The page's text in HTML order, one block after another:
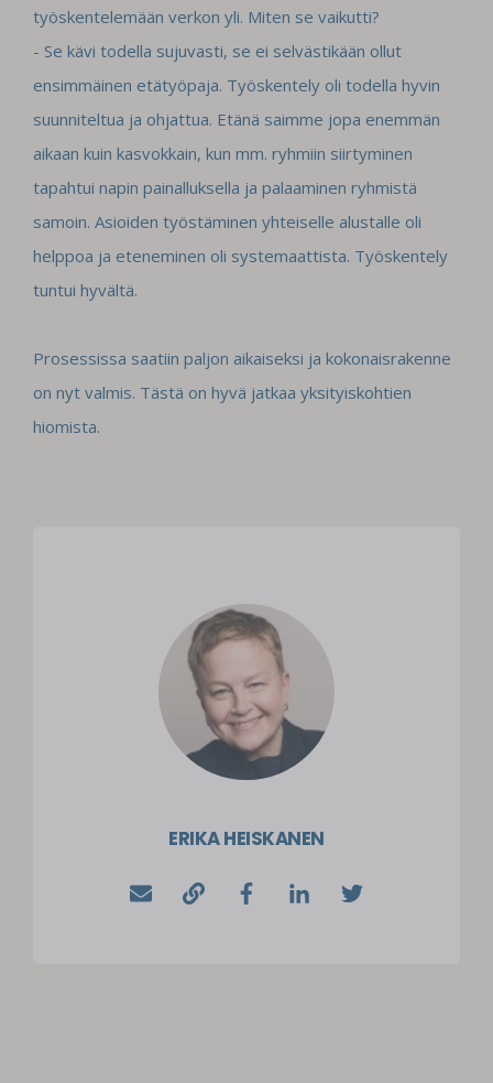
työskentelemään verkon yli. Miten se vaikutti?
- Se kävi todella sujuvasti, se ei selvästikään ollut
ensimmäinen etätyöpaja. Työskentely oli todella hyvin
suunniteltua ja ohjattua. Etänä saimme jopa enemmän
aikaan kuin kasvokkain, kun mm. ryhmiin siirtyminen
tapahtui napin painalluksella ja palaaminen ryhmistä
samoin. Asioiden työstäminen yhteiselle alustalle oli
helppoa ja eteneminen oli systemaattista. Työskentely
tuntui hyvältä.
Prosessissa saatiin paljon aikaiseksi ja kokonaisrakenne
on nyt valmis. Tästä on hyvä jatkaa yksityiskohtien
hiomista.
ERIKA HEISKANEN